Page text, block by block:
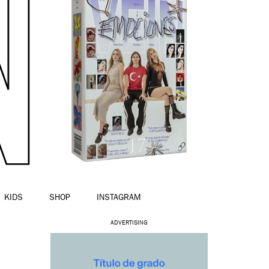
KIDS SHOP INSTAGRAM
ADVERTISING